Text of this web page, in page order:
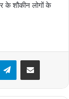
के शौकीन लोगों के
TelegramShare via Email